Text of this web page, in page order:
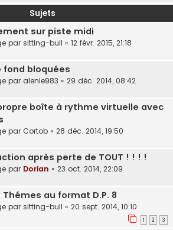
Sujets
sur piste midi
par sitting-bull « 12 févr. 2015, 21:18
fond bloquées
par alenle983 « 29 déc. 2014, 08:42
boîte à rythme virtuelle avec
par Cortob « 28 déc. 2014, 19:50
après perte de TOUT ! ! ! !
par Dorian « 23 oct. 2014, 22:09
Thémes au format D.P. 8
par sitting-bull « 20 sept. 2014, 10:10
1 2 3